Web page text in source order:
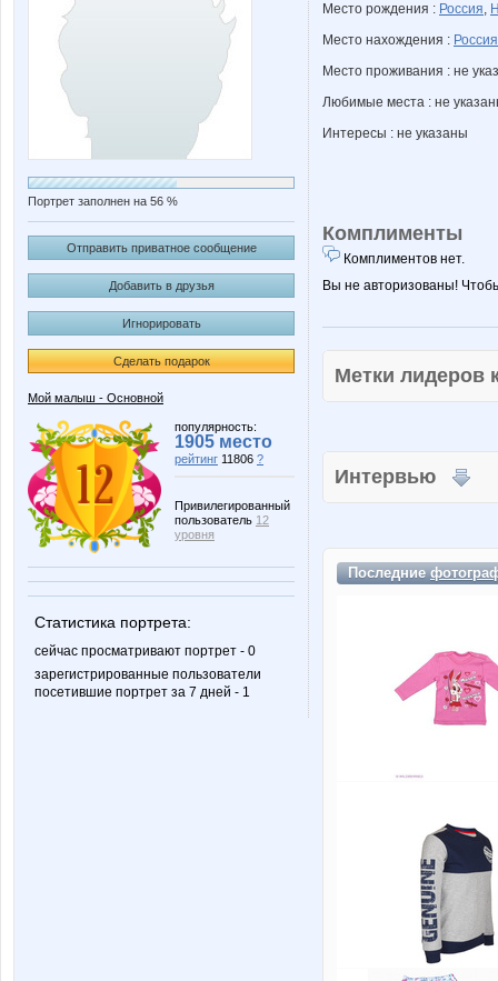
Портрет заполнен на 56 %
Отправить приватное сообщение
Добавить в друзья
Игнорировать
Сделать подарок
Мой малыш - Основной
популярность:
1905 место
рейтинг 11806 ?
Привилегированный
пользователь 12
уровня
Статистика портрета:
сейчас просматривают портрет - 0
зарегистрированные пользователи
посетившие портрет за 7 дней - 1
Место рождения : Россия,
Место нахождения : Россия
Место проживания : не
Любимые места : не
Интересы : не указаны
Комплименты
Комплиментов нет.
Вы не авторизованы!
Метки
Интервью
Последние